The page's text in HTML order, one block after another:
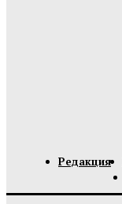
Редакция